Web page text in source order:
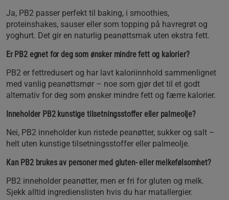
Ja, PB2 passer perfekt til baking, i smoothies,
proteinshakes, sauser eller som topping på havregrøt og
yoghurt. Det gir en naturlig peanøttsmak uten ekstra fett.
Er PB2 egnet for deg som ønsker mindre fett og kalorier?
PB2 er fettredusert og har lavt kaloriinnhold sammenlignet
med vanlig peanøttsmør – noe som gjør det til et godt
alternativ for deg som ønsker mindre fett og færre kalorier.
Inneholder PB2 kunstige tilsetningsstoffer eller palmeolje?
Nei, PB2 inneholder kun ristede peanøtter, sukker og salt –
helt uten kunstige tilsetningsstoffer eller palmeolje.
Kan PB2 brukes av personer med gluten- eller melkefølsomhet?
PB2 inneholder peanøtter, men er fri for gluten og melk.
Sjekk alltid ingredienslisten hvis du har matallergier.